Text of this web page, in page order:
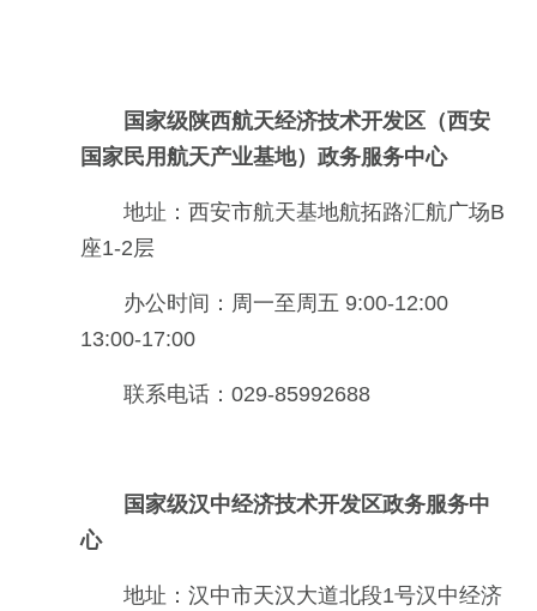
国家级陕西航天经济技术开发区（西安
国家民用航天产业基地）政务服务中心
地址：西安市航天基地航拓路汇航广场B
座1-2层
办公时间：周一至周五 9:00-12:00
13:00-17:00
联系电话：029-85992688
国家级汉中经济技术开发区政务服务中
心
地址：汉中市天汉大道北段1号汉中经济